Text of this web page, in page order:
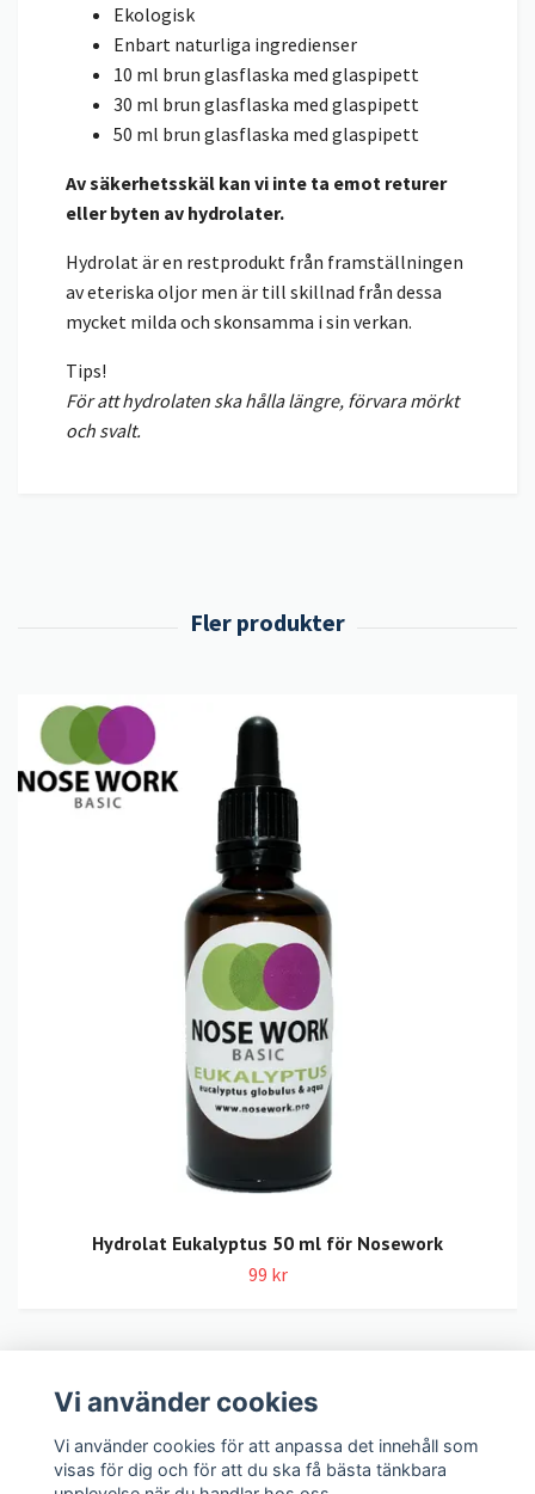
Ekologisk
Enbart naturliga ingredienser
10 ml brun glasflaska med glaspipett
30 ml brun glasflaska med glaspipett
50 ml brun glasflaska med glaspipett
Av säkerhetsskäl kan vi inte ta emot returer
eller byten av hydrolater.
Hydrolat är en restprodukt från framställningen
av eteriska oljor men är till skillnad från dessa
mycket milda och skonsamma i sin verkan.
Tips!
För att hydrolaten ska hålla längre, förvara mörkt
och svalt.
Hydrolat Eukalyptus 50 ml för Nosework
99 kr
LexNox Hundshop
Vi använder cookies
Vi använder cookies för att anpassa det innehåll som
visas för dig och för att du ska få bästa tänkbara